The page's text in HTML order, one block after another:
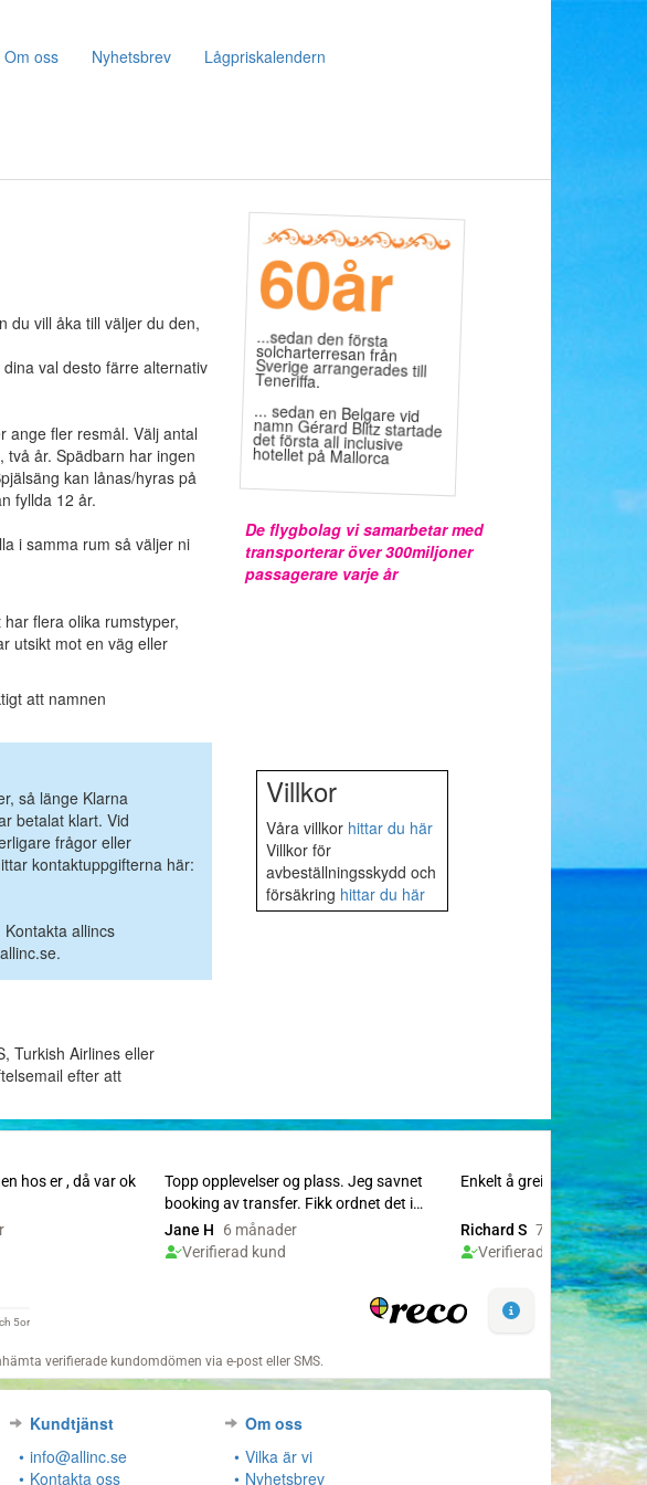
Om oss Nyhetsbrev Lågpriskalendern
du vill åka till väljer du den,
val desto färre alternativ
ange fler resmål. Välj antal
två år. Spädbarn har ingen
kan lånas/hyras på
fyllda 12 år.
i samma rum så väljer ni
flera olika rumstyper,
utsikt mot en väg eller
att namnen
60år
...sedan den första
solcharterresan från
Sverige arrangerades till
Teneriffa.
... sedan en Belgare vid
namn Gérard Blitz startade
det första all inclusive
hotellet på Mallorca
De flygbolag vi samarbetar med
transporterar över 300miljoner
passagerare varje år
så länge Klarna
betalat klart. Vid
frågor eller
kontaktuppgifterna här:
allincs
Turkish Airlines eller
efter att
Villkor
Våra villkor hittar du här
Villkor för
avbeställningsskydd och
försäkring hittar du här
Kundtjänst
info@allinc.se
Kontakta oss
Om oss
Vilka är vi
Nyhetsbrev